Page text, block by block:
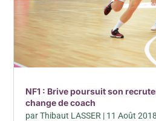
NF1 : Brive poursuit son
change de coach
parThibaut LASSER | 11 Août 2018